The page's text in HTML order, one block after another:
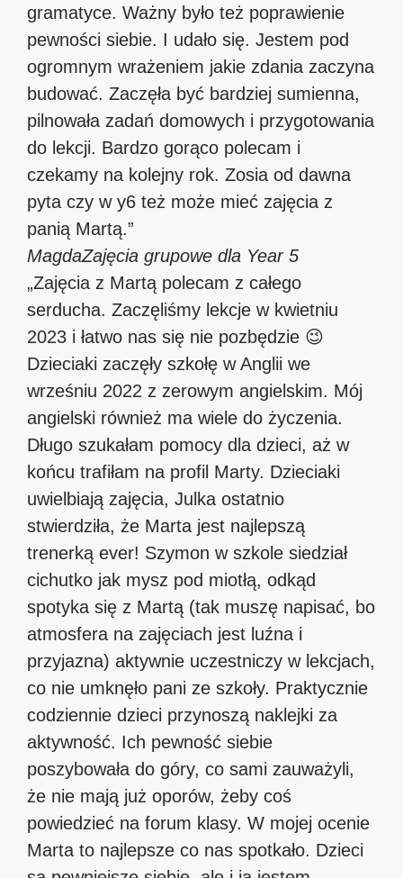
gramatyce. Ważny było też poprawienie
pewności siebie. I udało się. Jestem pod
ogromnym wrażeniem jakie zdania zaczyna
budować. Zaczęła być bardziej sumienna,
pilnowała zadań domowych i przygotowania
do lekcji. Bardzo gorąco polecam i
czekamy na kolejny rok. Zosia od dawna
pyta czy w y6 też może mieć zajęcia z
panią Martą.”
MagdaZajęcia grupowe dla Year 5
„Zajęcia z Martą polecam z całego
serducha. Zaczęliśmy lekcje w kwietniu
2023 i łatwo nas się nie pozbędzie 😉
Dzieciaki zaczęły szkołę w Anglii we
wrześniu 2022 z zerowym angielskim. Mój
angielski również ma wiele do życzenia.
Długo szukałam pomocy dla dzieci, aż w
końcu trafiłam na profil Marty. Dzieciaki
uwielbiają zajęcia, Julka ostatnio
stwierdziła, że Marta jest najlepszą
trenerką ever! Szymon w szkole siedział
cichutko jak mysz pod miotłą, odkąd
spotyka się z Martą (tak muszę napisać, bo
atmosfera na zajęciach jest luźna i
przyjazna) aktywnie uczestniczy w lekcjach,
co nie umknęło pani ze szkoły. Praktycznie
codziennie dzieci przynoszą naklejki za
aktywność. Ich pewność siebie
poszybowała do góry, co sami zauważyli,
że nie mają już oporów, żeby coś
powiedzieć na forum klasy. W mojej ocenie
Marta to najlepsze co nas spotkało. Dzieci